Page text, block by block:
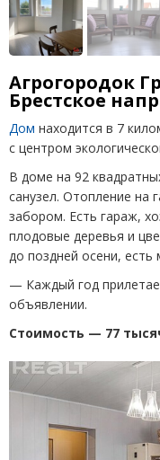
Агрогородок
Брестское
Дом находится в 7
с центром
В доме на 92
санузел. Отопление на
забором. Есть гараж,
плодовые деревья и
до поздней осени, есть
— Каждый год
объявлении.
Стоимость — 77